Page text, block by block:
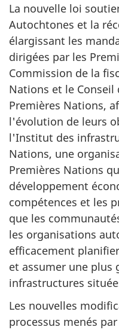
La nouvelle loi
Autochtones et la
élargissant les
dirigées par les
Commission de la
Nations et le
Premières Nations,
l'évolution de leurs
l'Institut des
Nations, une
Premières Nations
développement
compétences et les
que les
les organisations
efficacement
et assumer une plus
infrastructures
Les nouvelles
processus menés